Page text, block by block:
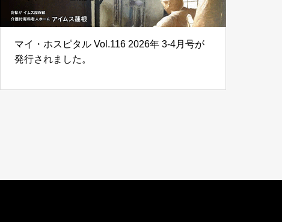
マイ・ホスピタル Vol.116 2026年 3-4月号が
発行されました。